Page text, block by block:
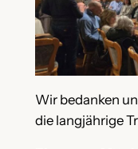
Wir bedanken
die langjährige